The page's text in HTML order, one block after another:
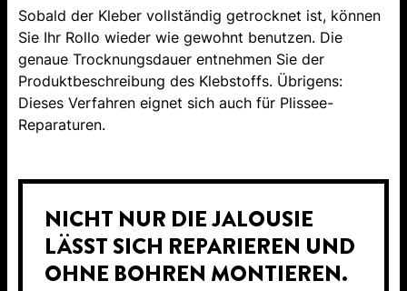
Sobald der Kleber vollständig getrocknet ist, können
Sie Ihr Rollo wieder wie gewohnt benutzen. Die
genaue Trocknungsdauer entnehmen Sie der
Produktbeschreibung des Klebstoffs. Übrigens:
Dieses Verfahren eignet sich auch für Plissee-
Reparaturen.
NICHT NUR DIE JALOUSIE
LÄSST SICH REPARIEREN UND
OHNE BOHREN MONTIEREN.